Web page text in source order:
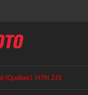
(Québec) H7N 2J3